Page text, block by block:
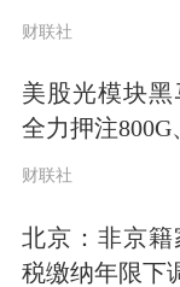
持代际互助
财联社
美股光模块
全力押注800G
财联社
北京：非京
税缴纳年限下